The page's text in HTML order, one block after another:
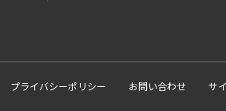
プライバシーポリシー お問い合わせ サ